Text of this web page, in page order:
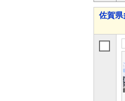
佐賀県